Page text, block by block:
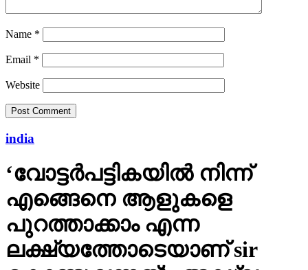
Name *
Email *
Website
india
‘വോട്ടര്‍പട്ടികയില്‍ നിന്ന്
എങ്ങെനെ ആളുകളെ
പുറത്താക്കാം എന്ന
ലക്ഷ്യത്തോടെയാണ് sir